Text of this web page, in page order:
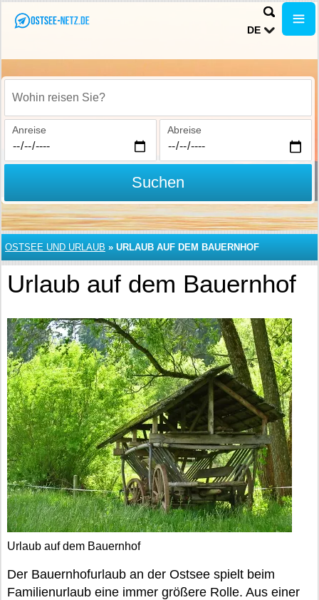
DE
Wohin reisen Sie?
Anreise Abreise
Suchen
OSTSEE UND URLAUB » URLAUB AUF DEM BAUERNHOF
Urlaub auf dem Bauernhof
Urlaub auf dem Bauernhof
Der Bauernhofurlaub an der Ostsee spielt beim
Familienurlaub eine immer größere Rolle. Aus einer